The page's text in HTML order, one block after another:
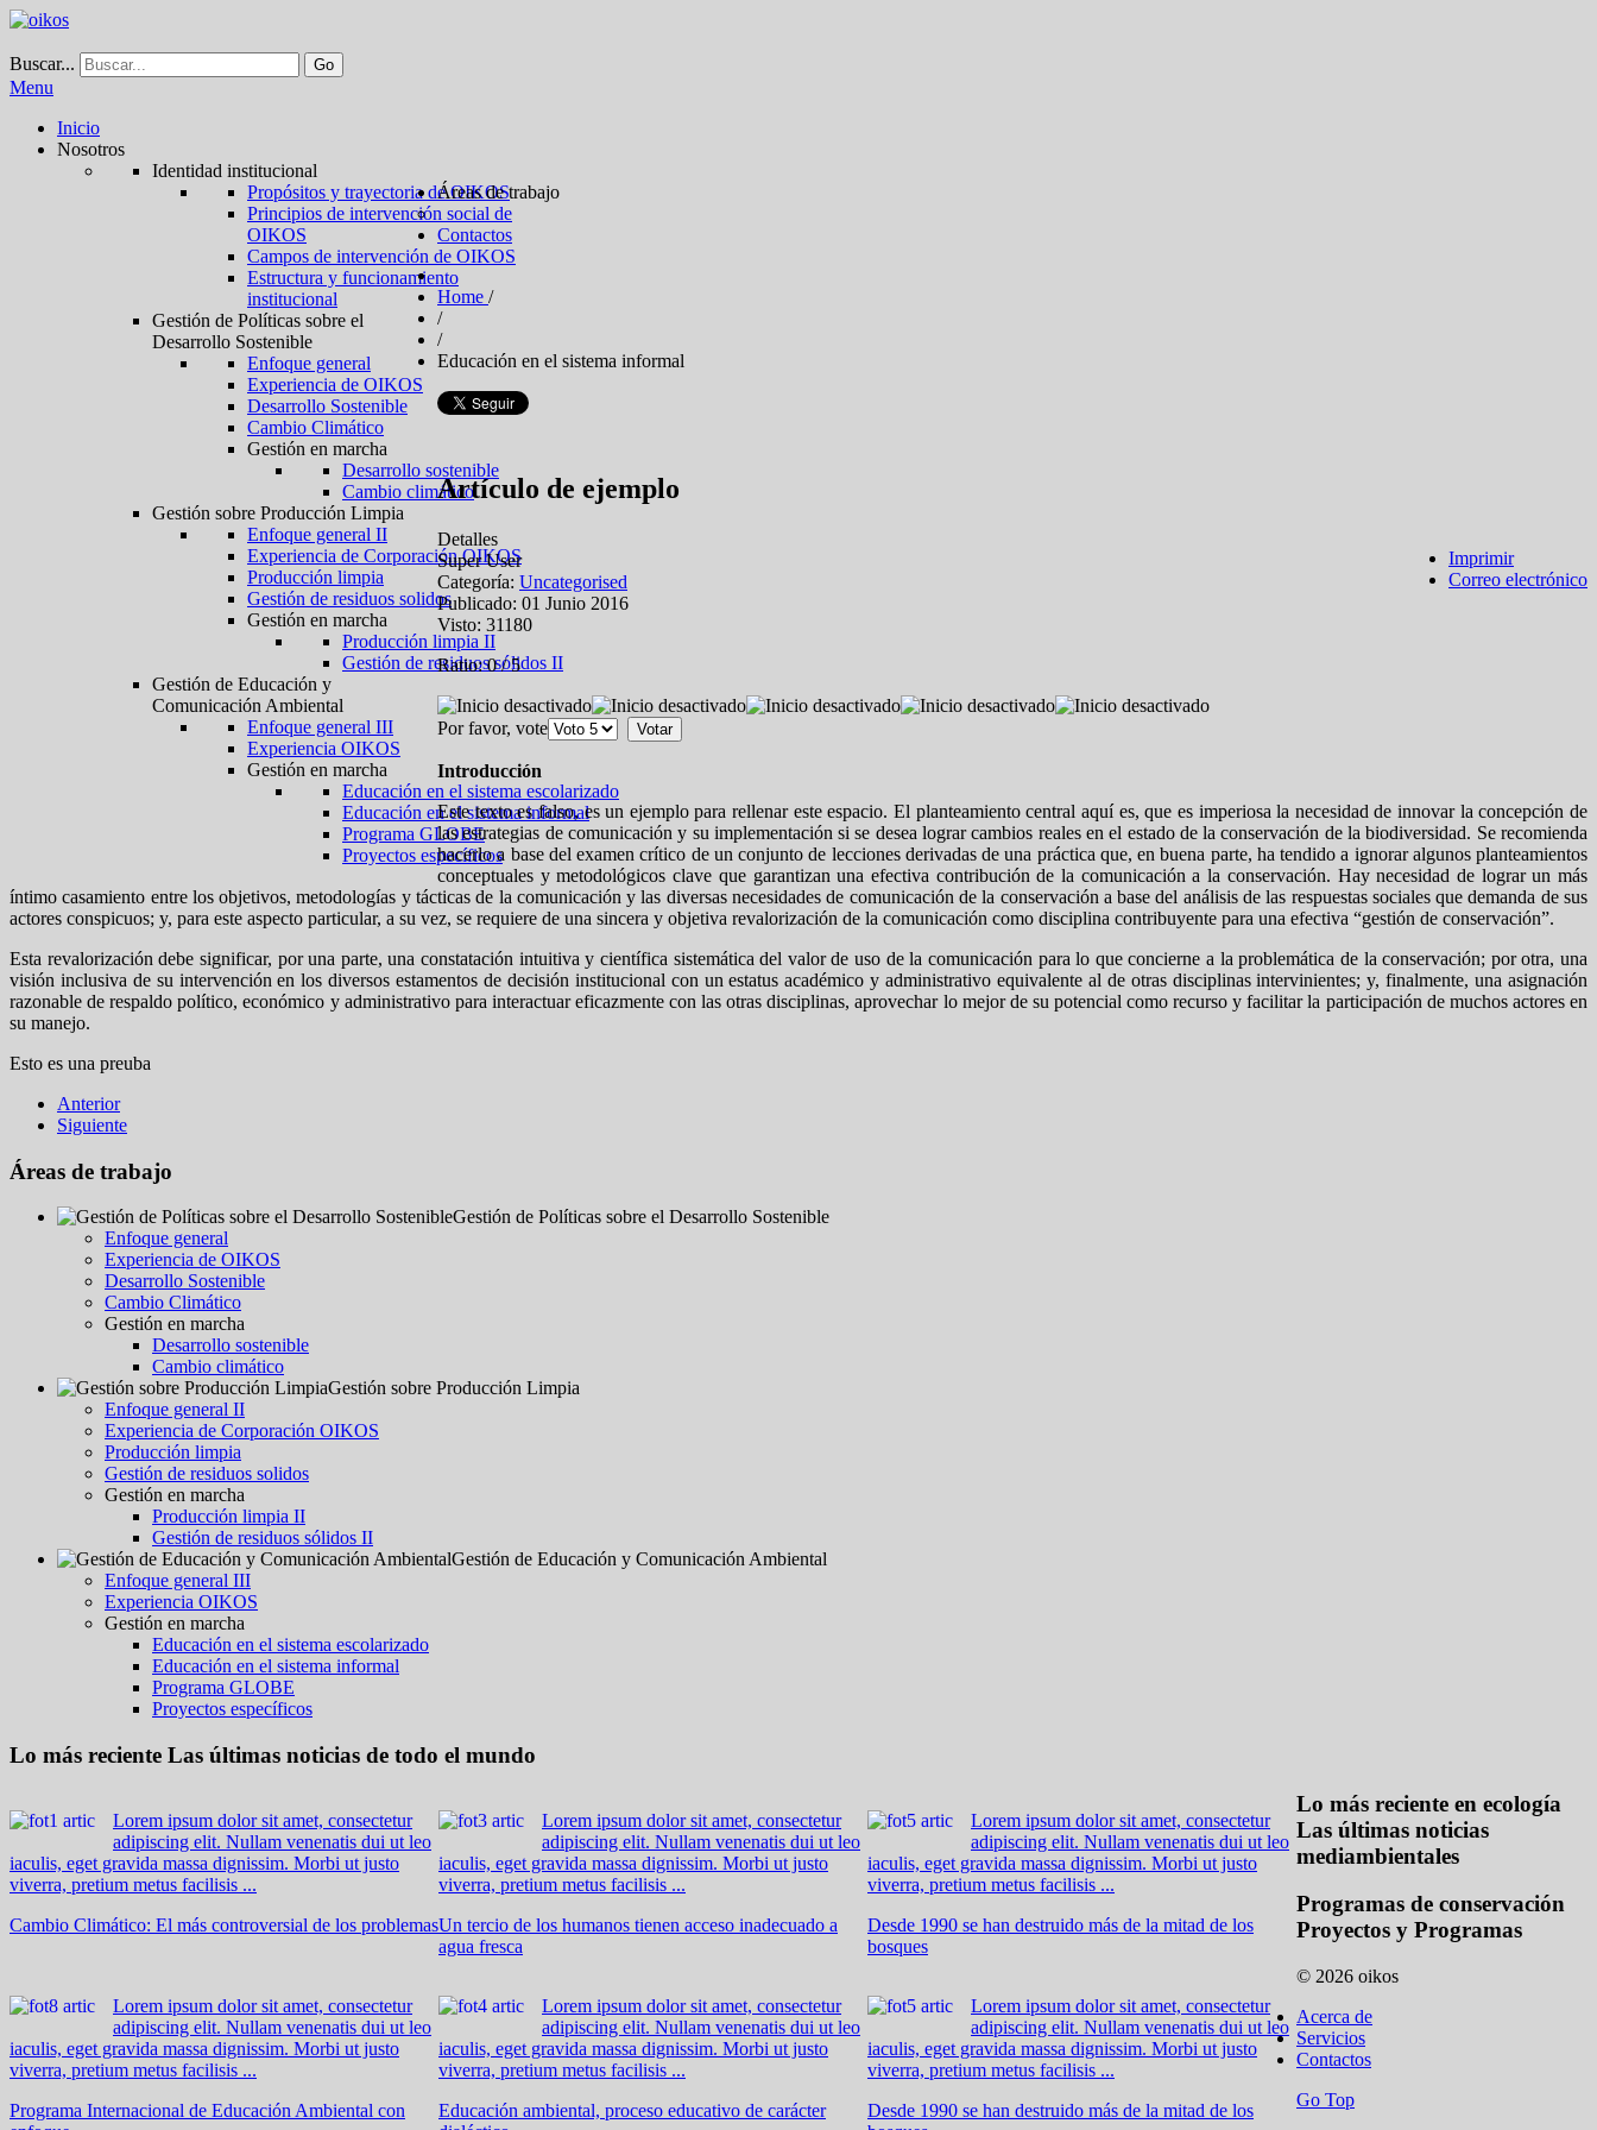
Buscar... Go
Menu
Inicio
Nosotros
Identidad institucional
Propósitos y trayectoria de OIKOS
Principios de intervención social de
OIKOS
Campos de intervención de OIKOS
Estructura y funcionamiento
institucional
Áreas de trabajo
Gestión de Políticas sobre el
Desarrollo Sostenible
Enfoque general
Experiencia de OIKOS
Desarrollo Sostenible
Cambio Climático
Gestión en marcha
Desarrollo sostenible
Cambio climático
Gestión sobre Producción Limpia
Enfoque general II
Experiencia de Corporación OIKOS
Producción limpia
Gestión de residuos solidos
Gestión en marcha
Producción limpia II
Gestión de residuos sólidos II
Gestión de Educación y
Comunicación Ambiental
Enfoque general III
Experiencia OIKOS
Gestión en marcha
Educación en el sistema escolarizado
Educación en el sistema informal
Programa GLOBE
Proyectos específicos
Contactos
Home /
/
/
Educación en el sistema informal
Artículo de ejemplo
Imprimir
Correo electrónico
Detalles
Super User
Categoría: Uncategorised
Publicado: 01 Junio 2016
Visto: 31180
Ratio:0/5
Por favor, vote
Introducción
Este texto es falso, es un ejemplo para rellenar este espacio. El planteamiento central aquí es, que es imperiosa la necesidad de innovar la concepción de
las estrategias de comunicación y su implementación si se desea lograr cambios reales en el estado de la conservación de la biodiversidad. Se recomienda
hacerlo a base del examen crítico de un conjunto de lecciones derivadas de una práctica que, en buena parte, ha tendido a ignorar algunos planteamientos
conceptuales y metodológicos clave que garantizan una efectiva contribución de la comunicación a la conservación. Hay necesidad de lograr un más
íntimo casamiento entre los objetivos, metodologías y tácticas de la comunicación y las diversas necesidades de comunicación de la conservación a base del análisis de las respuestas sociales que demanda de sus
actores conspicuos; y, para este aspecto particular, a su vez, se requiere de una sincera y objetiva revalorización de la comunicación como disciplina contribuyente para una efectiva “gestión de conservación”.
Esta revalorización debe significar, por una parte, una constatación intuitiva y científica sistemática del valor de uso de la comunicación para lo que concierne a la problemática de la conservación; por otra, una
visión inclusiva de su intervención en los diversos estamentos de decisión institucional con un estatus académico y administrativo equivalente al de otras disciplinas intervinientes; y, finalmente, una asignación
razonable de respaldo político, económico y administrativo para interactuar eficazmente con las otras disciplinas, aprovechar lo mejor de su potencial como recurso y facilitar la participación de muchos actores en
su manejo.
Esto es una preuba
Anterior
Siguiente
Áreas de trabajo
Gestión de Políticas sobre el Desarrollo Sostenible
Enfoque general
Experiencia de OIKOS
Desarrollo Sostenible
Cambio Climático
Gestión en marcha
Desarrollo sostenible
Cambio climático
Gestión sobre Producción Limpia
Enfoque general II
Experiencia de Corporación OIKOS
Producción limpia
Gestión de residuos solidos
Gestión en marcha
Producción limpia II
Gestión de residuos sólidos II
Gestión de Educación y Comunicación Ambiental
Enfoque general III
Experiencia OIKOS
Gestión en marcha
Educación en el sistema escolarizado
Educación en el sistema informal
Programa GLOBE
Proyectos específicos
Lo más reciente Las últimas noticias de todo el mundo
Lorem ipsum dolor sit amet, consectetur
adipiscing elit. Nullam venenatis dui ut leo
iaculis, eget gravida massa dignissim. Morbi ut justo
viverra, pretium metus facilisis ...
Cambio Climático: El más controversial de los problemas
Lorem ipsum dolor sit amet, consectetur
adipiscing elit. Nullam venenatis dui ut leo
iaculis, eget gravida massa dignissim. Morbi ut justo
viverra, pretium metus facilisis ...
Un tercio de los humanos tienen acceso inadecuado a
agua fresca
Lorem ipsum dolor sit amet, consectetur
adipiscing elit. Nullam venenatis dui ut leo
iaculis, eget gravida massa dignissim. Morbi ut justo
viverra, pretium metus facilisis ...
Desde 1990 se han destruido más de la mitad de los
bosques
Lo más reciente en ecología
Las últimas noticias
mediambientales
Lorem ipsum dolor sit amet, consectetur
adipiscing elit. Nullam venenatis dui ut leo
iaculis, eget gravida massa dignissim. Morbi ut justo
viverra, pretium metus facilisis ...
Programa Internacional de Educación Ambiental con
Lorem ipsum dolor sit amet, consectetur
adipiscing elit. Nullam venenatis dui ut leo
iaculis, eget gravida massa dignissim. Morbi ut justo
viverra, pretium metus facilisis ...
Educación ambiental, proceso educativo de carácter
Lorem ipsum dolor sit amet, consectetur
adipiscing elit. Nullam venenatis dui ut leo
iaculis, eget gravida massa dignissim. Morbi ut justo
viverra, pretium metus facilisis ...
Desde 1990 se han destruido más de la mitad de los
Programas de conservación
Proyectos y Programas
© 2026 oikos
Acerca de
Servicios
Contactos
Go Top